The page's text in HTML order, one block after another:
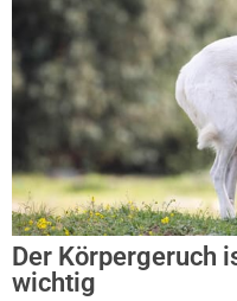
Der Körpergeruch
wichtig